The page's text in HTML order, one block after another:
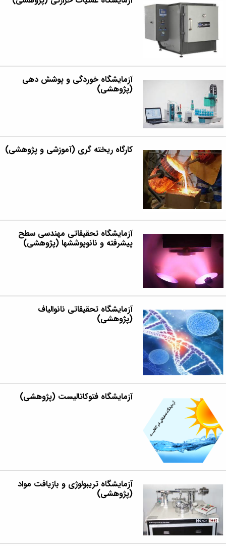
مرتبط
بنیاد
ملی
نخبگان
شرکت
های
بنیان
آئین
نامه ها
و
فرآیندها
آئین
نامه
های
پژوهشی
فرم
های
پژوهشی
آزمایشگاه خوردگی و پوشش دهی
(پژوهشی)
کارگاه ریخته گری (آموزشی و پژوهشی)
آزمایشگاه تحقیقاتی مهندسی سطح
پیشرفته و نانوپوششها (پژوهشی)
آزمایشگاه تحقیقاتی نانوالیاف
(پژوهشی)
آزمایشگاه فتوکاتالیست (پژوهشی)
آزمایشگاه تریبولوژی و بازیافت مواد
(پژوهشی)